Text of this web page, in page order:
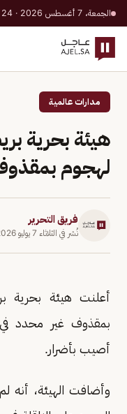
الجمعة، 7 أغسطس 2026 · 24 صفر 1448 هـ
مدارات عالمية
هيئة بحرية
لهجوم
فريق التحرير
نُشر في الثلاثاء 7 يوليو 2026
أعلنت هيئة بحرية
بمقذوف غير محدد
أصيب بأضرار.
وأضافت الهيئة، أنه